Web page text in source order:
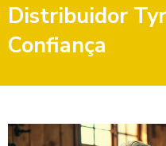
Distribuidor
Confiança